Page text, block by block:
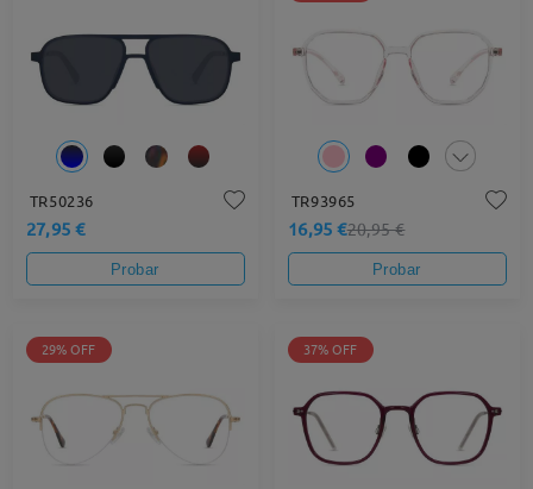
TR50236
27,95 €
Probar
TR93965
16,95 €20,95 €
Probar
29% OFF 37% OFF